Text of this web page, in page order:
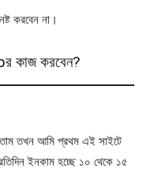
করবেন না।
কাজ করবেন?
তখন আমি প্রথম এই সাইটে
ইনকাম হচ্ছে ১০ থেকে ১৫